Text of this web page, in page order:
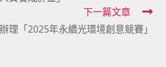
下一篇文章
理「2025年永續光環境創意競賽」